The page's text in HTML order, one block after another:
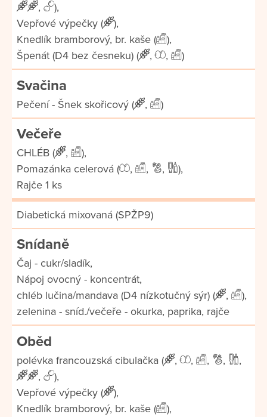
,
),
Vepřové výpečky (
),
Knedlík bramborový, br. kaše (
),
Špenát (D4 bez česneku) (
, , )
Svačina
Pečení - Šnek skořicový ( , )
Večeře
CHLÉB ( ,
),
Pomazánka celerová (
, , ,
),
Rajče 1 ks
Diabetická mixovaná (SPŽP9)
Snídaně
Čaj - cukr/sladík,
Nápoj ovocný - koncentrát,
chléb lučina/mandava (D4 nízkotučný sýr) (
,
),
zelenina - sníd./večeře - okurka, paprika, rajče
Oběd
polévka francouzská cibulačka ( , , , ,
,
,
),
Vepřové výpečky (
),
Knedlík bramborový, br. kaše (
),